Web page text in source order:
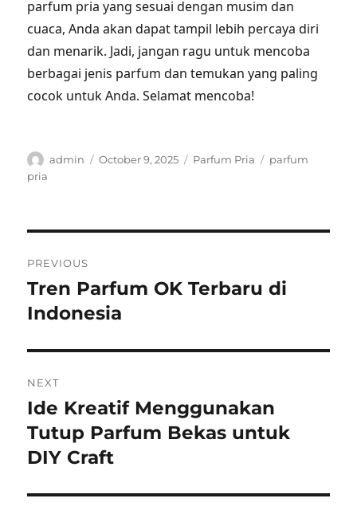
parfum pria yang sesuai dengan musim dan
cuaca, Anda akan dapat tampil lebih percaya diri
dan menarik. Jadi, jangan ragu untuk mencoba
berbagai jenis parfum dan temukan yang paling
cocok untuk Anda. Selamat mencoba!
Author
admin
Posted
October 9, 2025 Categories
Parfum Pria Tags
parfum
pria
navigation
PREVIOUS
Previous
post:
Tren Parfum OK Terbaru di
Indonesia
NEXT
Next
post:
Ide Kreatif Menggunakan
Tutup Parfum Bekas untuk
DIY Craft